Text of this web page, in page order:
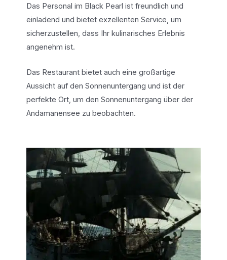
Das Personal im Black Pearl ist freundlich und
einladend und bietet exzellenten Service, um
sicherzustellen, dass Ihr kulinarisches Erlebnis
angenehm ist.
Das Restaurant bietet auch eine großartige
Aussicht auf den Sonnenuntergang und ist der
perfekte Ort, um den Sonnenuntergang über der
Andamanensee zu beobachten.